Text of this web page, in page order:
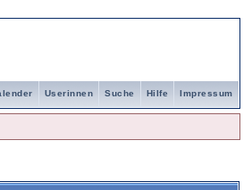
Impressum
Hilfe
Suche
Userinnen